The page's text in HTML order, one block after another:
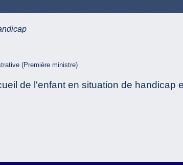
(Première ministre)
de l'enfant en situation de handicap